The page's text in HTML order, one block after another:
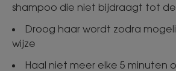
shampoo die niet bijdraagt tot
Droog haar wordt zodra
wijze
Haal niet meer elke 5 minuten